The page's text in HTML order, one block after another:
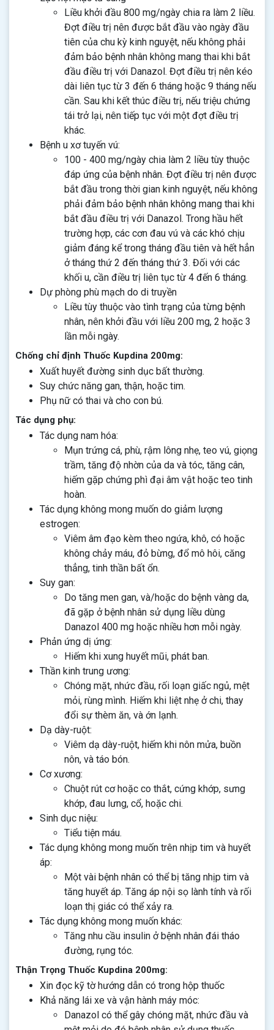
Liều khởi đầu 800 mg/ngày chia ra làm 2 liều.
Đợt điều trị nên được bắt đầu vào ngày đầu
tiên của chu kỳ kinh nguyệt, nếu không phải
đảm bảo bệnh nhân không mang thai khi bắt
đầu điều trị với Danazol. Đợt điều trị nên kéo
dài liên tục từ 3 đến 6 tháng hoặc 9 tháng nếu
cần. Sau khi kết thúc điều trị, nếu triệu chứng
tái trở lại, nên tiếp tục với một đợt điều trị
khác.
Bệnh u xơ tuyến vú:
100 - 400 mg/ngày chia làm 2 liều tùy thuộc
đáp ứng của bệnh nhân. Đợt điều trị nên được
bắt đầu trong thời gian kinh nguyệt, nếu không
phải đảm bảo bệnh nhân không mang thai khi
bắt đầu điều trị với Danazol. Trong hầu hết
trường hợp, các cơn đau vú và các khó chịu
giảm đáng kể trong tháng đầu tiên và hết hẳn
ở tháng thứ 2 đến tháng thứ 3. Đối với các
khối u, cần điều trị liên tục từ 4 đến 6 tháng.
Dự phòng phù mạch do di truyền
Liều tùy thuộc vào tình trạng của từng bệnh
nhân, nên khởi đầu với liều 200 mg, 2 hoặc 3
lần mỗi ngày.
Chống chỉ định Thuốc Kupdina 200mg:
Xuất huyết đường sinh dục bất thường.
Suy chức năng gan, thận, hoặc tim.
Phụ nữ có thai và cho con bú.
Tác dụng phụ:
Tác dụng nam hóa:
Mụn trứng cá, phù, rậm lông nhẹ, teo vú, giọng
trầm, tăng độ nhờn của da và tóc, tăng cân,
hiếm gặp chứng phì đại âm vật hoặc teo tinh
hoàn.
Tác dụng không mong muốn do giảm lượng
estrogen:
Viêm âm đạo kèm theo ngứa, khô, có hoặc
không chảy máu, đỏ bừng, đổ mô hôi, căng
thẳng, tinh thần bất ổn.
Suy gan:
Do tăng men gan, và/hoặc do bệnh vàng da,
đã gặp ở bệnh nhân sử dụng liều dùng
Danazol 400 mg hoặc nhiều hơn mỗi ngày.
Phản ứng dị ứng:
Hiếm khi xung huyết mũi, phát ban.
Thần kinh trung ương:
Chóng mặt, nhức đầu, rối loạn giấc ngủ, mệt
mỏi, rùng mình. Hiếm khi liệt nhẹ ở chi, thay
đổi sự thèm ăn, và ớn lạnh.
Dạ dày-ruột:
Viêm dạ dày-ruột, hiếm khi nôn mửa, buồn
nôn, và táo bón.
Cơ xương:
Chuột rút cơ hoặc co thắt, cứng khớp, sưng
khớp, đau lưng, cổ, hoặc chi.
Sinh dục niệu:
Tiểu tiện máu.
Tác dụng không mong muốn trên nhịp tim và huyết
áp:
Một vài bệnh nhân có thể bị tăng nhịp tim và
tăng huyết áp. Tăng áp nội sọ lành tính và rối
loạn thị giác có thể xảy ra.
Tác dụng không mong muốn khác:
Tăng nhu cầu insulin ở bệnh nhân đái tháo
đường, rụng tóc.
Thận Trọng Thuốc Kupdina 200mg:
Xin đọc kỹ tờ hướng dẫn có trong hộp thuốc
Khả năng lái xe và vận hành máy móc:
Danazol có thể gây chóng mặt, nhức đầu và